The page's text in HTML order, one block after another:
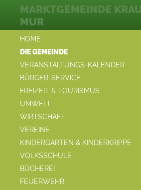
HOME
DIE GEMEINDE
VERANSTALTUNGS-KALENDER
BÜRGER-SERVICE
FREIZEIT & TOURISMUS
UMWELT
WIRTSCHAFT
VEREINE
KINDERGARTEN & KINDERKRIPPE
VOLKSSCHULE
BÜCHEREI
FEUERWEHR
MARKTGEMEINDE
MUR